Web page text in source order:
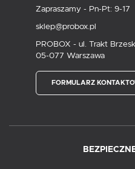
Zapraszamy - Pn-Pt: 9-17
sklep@probox.pl
PROBOX - ul. Trakt
05-077 Warszawa
FORMULARZ